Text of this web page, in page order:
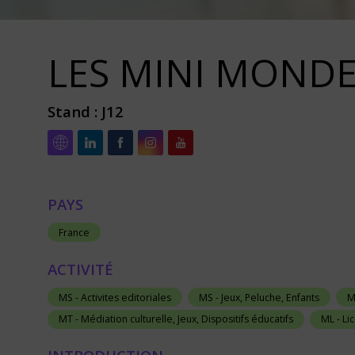
LES MINI
Stand : J12
PAYS
France
ACTIVITÉ
MS - Activites editoriales MS - Jeux, Peluche, Enfants
MT - Médiation culturelle, Jeux, Dispositifs éducatifs
ML -